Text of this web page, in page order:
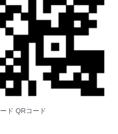
ド QRコード